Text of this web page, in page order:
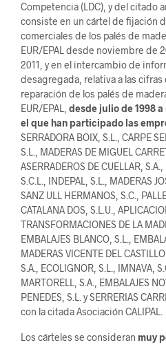
Competencia (LDC), y del citado
consiste en un cártel de fijación
comerciales de los palés de
EUR/EPAL desde noviembre de
2011, y en el intercambio de
desagregada, relativa a las
reparación de los palés de
EUR/EPAL, desde julio de 1998
el que han participado las
SERRADORA BOIX, S.L., CARPE
S.L., MADERAS DE MIGUEL
ASERRADEROS DE CUELLAR,
S.C.L., INDEPAL, S.L., MADERAS
SANZ ULL HERMANOS, S.C.,
CATALANA DOS, S.L.U.,
TRANSFORMACIONES DE LA
EMBALAJES BLANCO, S.L.,
MADERAS VICENTE DEL
S.A., ECOLIGNOR, S.L., IMNAVA,
MARTORELL, S.A., EMBALAJES
PENEDES, S.L. y SERRERIAS
con la citada Asociación CALIPAL.
Los cárteles se consideran muy